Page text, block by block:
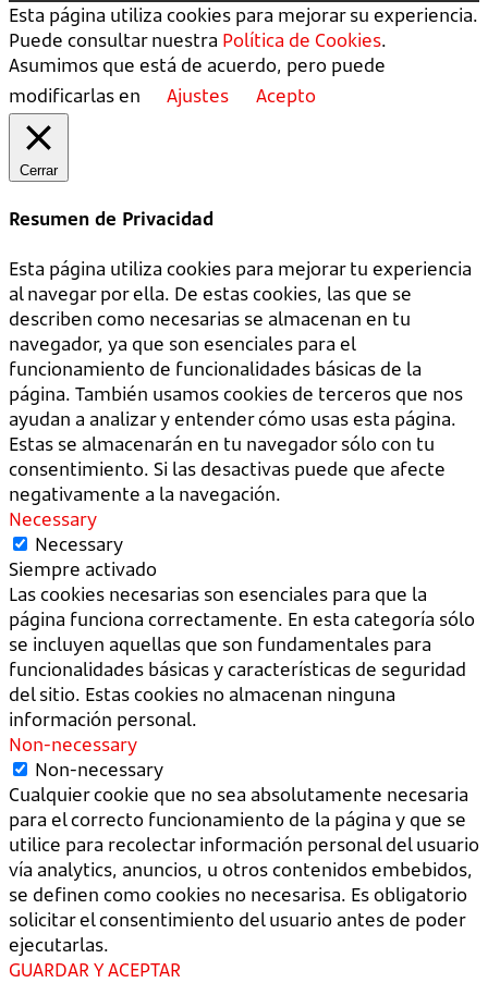
Esta página utiliza cookies para mejorar su experiencia.
Puede consultar nuestra Política de Cookies.
Asumimos que está de acuerdo, pero puede
modificarlas en
Ajustes Acepto
Cerrar
Resumen de Privacidad
Esta página utiliza cookies para mejorar tu experiencia
al navegar por ella. De estas cookies, las que se
describen como necesarias se almacenan en tu
navegador, ya que son esenciales para el
funcionamiento de funcionalidades básicas de la
página. También usamos cookies de terceros que nos
ayudan a analizar y entender cómo usas esta página.
Estas se almacenarán en tu navegador sólo con tu
consentimiento. Si las desactivas puede que afecte
negativamente a la navegación.
Necessary
Necessary
Siempre activado
Las cookies necesarias son esenciales para que la
página funciona correctamente. En esta categoría sólo
se incluyen aquellas que son fundamentales para
funcionalidades básicas y características de seguridad
del sitio. Estas cookies no almacenan ninguna
información personal.
Non-necessary
Non-necessary
Cualquier cookie que no sea absolutamente necesaria
para el correcto funcionamiento de la página y que se
utilice para recolectar información personal del usuario
vía analytics, anuncios, u otros contenidos embebidos,
se definen como cookies no necesarisa. Es obligatorio
solicitar el consentimiento del usuario antes de poder
ejecutarlas.
GUARDAR Y ACEPTAR